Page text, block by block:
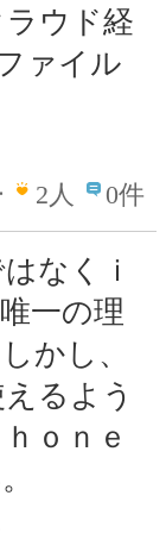
ウド経
ァイル
2人 0件
なくｉ
一の理
かし、
るよう
ｏｎｅ